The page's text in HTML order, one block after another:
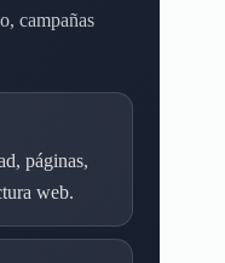
campañas
páginas,
web.